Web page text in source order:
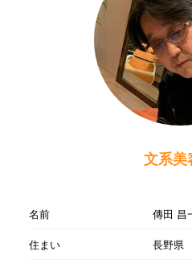
文系美
名前
傳田 昌
住まい
長野県